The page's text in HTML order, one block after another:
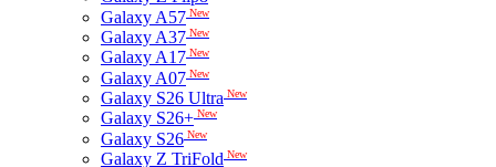
Galaxy A57 New
Galaxy A37 New
Galaxy A17 New
Galaxy A07 New
Galaxy S26 Ultra New
Galaxy S26+ New
Galaxy S26 New
Galaxy Z TriFold New